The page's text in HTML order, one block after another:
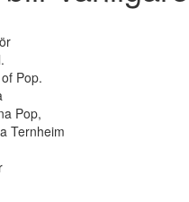
Pop.
Pop,
Ternheim